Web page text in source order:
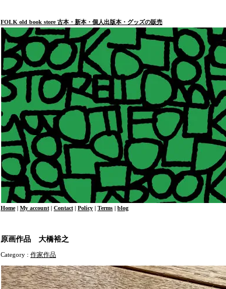
FOLK old book store 古本・新本・個人出版本・グッズの販売
Home| My account | Contact | Policy | Terms | blog
原画作品 大橋裕之
Category : 作家作品